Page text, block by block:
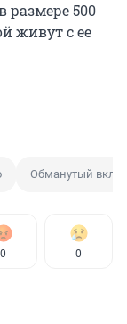
500
живут с ее
Обманутый
0 0